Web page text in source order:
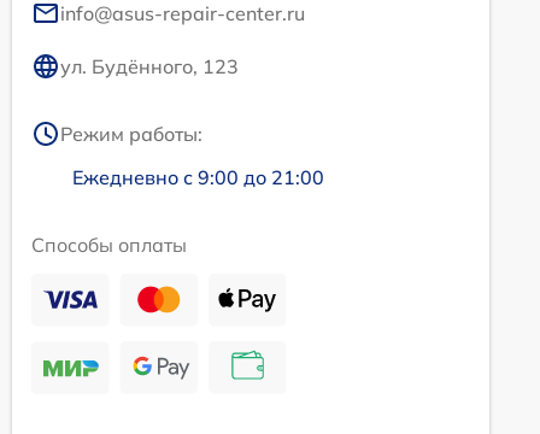
info@asus-repair-center.ru
ул. Будённого, 123
Режим работы:
Ежедневно с 9:00 до 21:00
Способы оплаты